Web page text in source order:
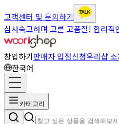
고객센터 및 문의하기
심사숙고하며 고른 고품질! 합리
창업하기판매자 입점신청우리샵 소
한국어
카테고리